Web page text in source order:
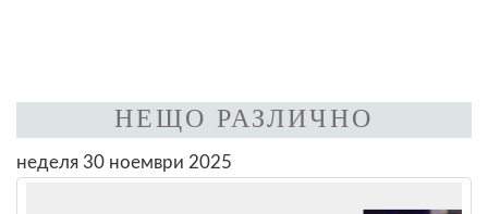
НЕЩО РАЗЛИЧНО
неделя 30 ноември 2025